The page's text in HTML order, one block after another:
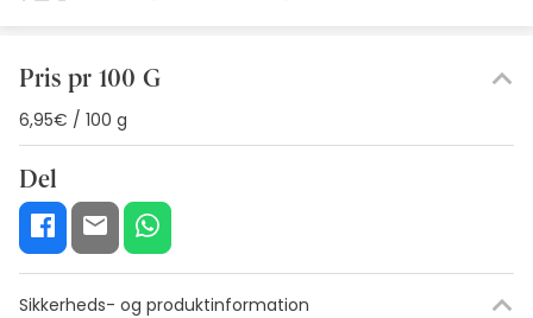
Pris pr 100 G
6,95€ / 100 g
Del
Sikkerheds- og produktinformation